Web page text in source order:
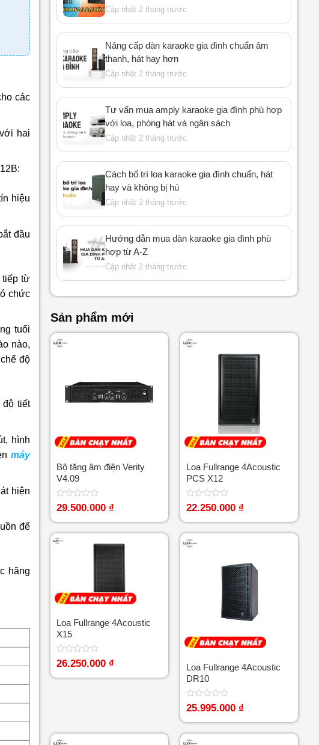
các
hai
hiệu
đầu
tiếp từ
chức
tuổi
nào,
độ
độ tiết
hình
máy
hiện
để
hãng
Cập nhật 2 tháng trước
Nâng cấp dàn karaoke gia đình chuẩn âm
thanh, hát hay hơn
Cập nhật 2 tháng trước
Tư vấn mua amply karaoke gia đình phù hợp
với loa, phòng hát và ngân sách
Cập nhật 2 tháng trước
Cách bố trí loa karaoke gia đình chuẩn, hát
hay và không bị hú
Cập nhật 2 tháng trước
Hướng dẫn mua dàn karaoke gia đình phù
hợp từ A-Z
Cập nhật 2 tháng trước
Sản phẩm mới
Bộ tăng âm điện Verity
V4.09
Được
xếp
hạng
5
sao
29.500.000 ₫
Loa Fullrange 4Acoustic
PCS X12
Được
xếp
hạng
5
sao
22.250.000 ₫
Loa Fullrange 4Acoustic
X15
Được
xếp
hạng
26.250.000 ₫
Loa Fullrange 4Acoustic
DR10
Được
xếp
hạng
5
25.995.000 ₫